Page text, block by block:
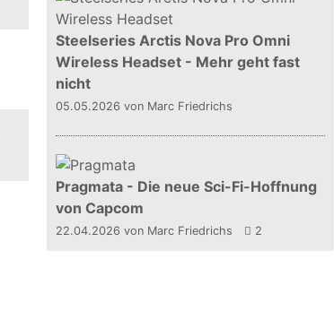
Steelseries Arctis Nova Pro Omni
Wireless Headset - Mehr geht fast
nicht
05.05.2026 von Marc Friedrichs
Pragmata - Die neue Sci-Fi-Hoffnung
von Capcom
22.04.2026 von Marc Friedrichs 2